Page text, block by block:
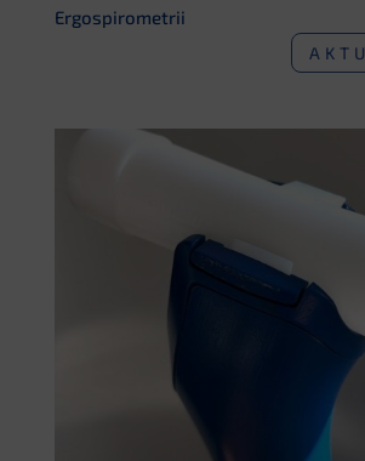
Ergospirometrii